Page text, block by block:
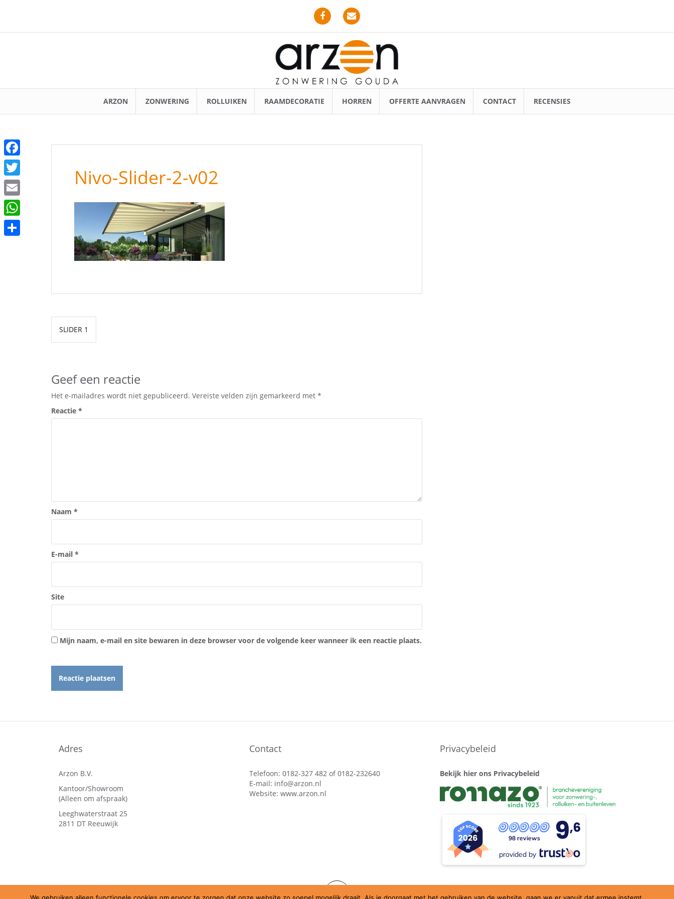
FacebookEmail
ARZON ZONWERING ROLLUIKEN RAAMDECORATIE HORREN OFFERTE AANVRAGEN CONTACT RECENSIES
Nivo-Slider-2-v02
Bericht
navigatie
SLIDER 1
Geef een reactie
Het e-mailadres wordt niet gepubliceerd. Vereiste velden zijn gemarkeerd met *
Reactie *
Naam *
E-mail *
Site
Mijn naam, e-mail en site bewaren in deze browser voor de volgende keer wanneer ik een reactie plaats.
Adres
Arzon B.V.
Kantoor/Showroom
(Alleen om afspraak)
Leeghwaterstraat 25
2811 DT Reeuwijk
Contact
Telefoon: 0182-327 482 of 0182-232640
E-mail: info@arzon.nl
Website: www.arzon.nl
Privacybeleid
Bekijk hier ons Privacybeleid
98 reviews 9,6
provided by
F
a
c
e
b
T
w
i
E
m
a
W